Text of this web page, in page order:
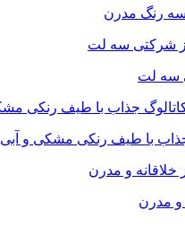
سه رنگ مدرن
سه لت
جذاب با طیف رنکی مشکی و آبی
و مدرن